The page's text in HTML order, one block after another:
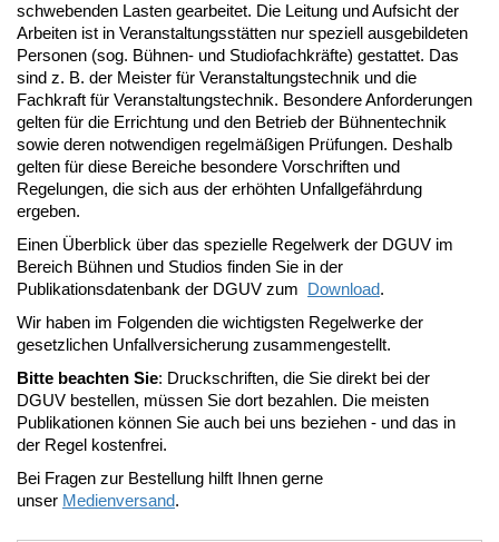
schwebenden Lasten gearbeitet. Die Leitung und Aufsicht der
Arbeiten ist in Veranstaltungsstätten nur speziell ausgebildeten
Personen (sog. Bühnen- und Studiofachkräfte) gestattet. Das
sind z. B. der Meister für Veranstaltungstechnik und die
Fachkraft für Veranstaltungstechnik. Besondere Anforderungen
gelten für die Errichtung und den Betrieb der Bühnentechnik
sowie deren notwendigen regelmäßigen Prüfungen. Deshalb
gelten für diese Bereiche besondere Vorschriften und
Regelungen, die sich aus der erhöhten Unfallgefährdung
ergeben.
Einen Überblick über das spezielle Regelwerk der DGUV im
Bereich Bühnen und Studios finden Sie in der
Publikationsdatenbank der DGUV zum Download.
Wir haben im Folgenden die wichtigsten Regelwerke der
gesetzlichen Unfallversicherung zusammengestellt.
Bitte beachten Sie: Druckschriften, die Sie direkt bei der
DGUV bestellen, müssen Sie dort bezahlen. Die meisten
Publikationen können Sie auch bei uns beziehen - und das in
der Regel kostenfrei.
Bei Fragen zur Bestellung hilft Ihnen gerne
unser Medienversand.